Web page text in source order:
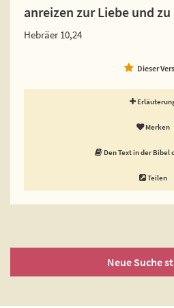
anreizen zur Liebe und
Hebräer 10,24
Dieser
Merken
Den Text in der Bibel
Teilen
Neue Suche